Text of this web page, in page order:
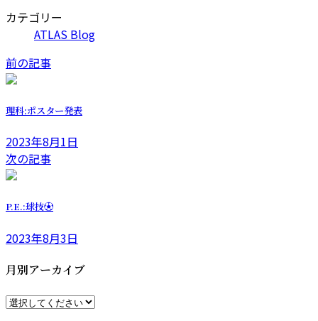
カテゴリー
ATLAS Blog
前の記事
理科:ポスター発表
2023年8月1日
次の記事
P.E.:球技⚽️
2023年8月3日
月別アーカイブ